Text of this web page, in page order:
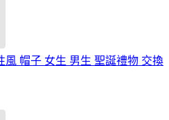
風 帽子 女生 男生 聖誕禮物 交換